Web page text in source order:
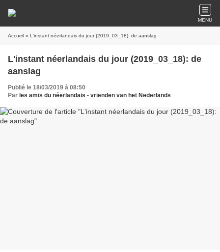
MENU
Accueil » L'instant néerlandais du jour (2019_03_18): de aanslag
L'instant néerlandais du jour (2019_03_18): de
aanslag
Publié le 18/03/2019 à 08:50
Par les amis du néerlandais - vrienden van het Nederlands